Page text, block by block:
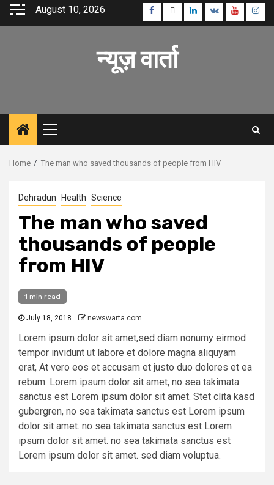
Skip
August 10, 2026 Facebook
TwitterLinkedin
VK Youtube
न्यूज़ वार्ता
Primary
Menu
Home The man who saved thousands of people from HIV
Dehradun Health Science
The man who saved
thousands of people
from HIV
1 min read
July 18, 2018 newswarta.com
Lorem ipsum dolor sit amet,sed diam nonumy eirmod
tempor invidunt ut labore et dolore magna aliquyam
erat, At vero eos et accusam et justo duo dolores et ea
rebum. Lorem ipsum dolor sit amet, no sea takimata
sanctus est Lorem ipsum dolor sit amet. Stet clita kasd
gubergren, no sea takimata sanctus est Lorem ipsum
dolor sit amet. no sea takimata sanctus est Lorem
ipsum dolor sit amet. no sea takimata sanctus est
Lorem ipsum dolor sit amet. sed diam voluptua.